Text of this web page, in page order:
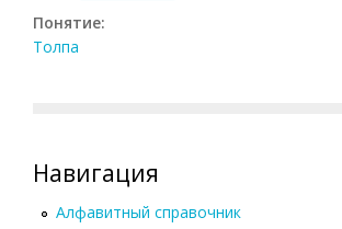
Понятие:
Толпа
Навигация
Алфавитный справочник